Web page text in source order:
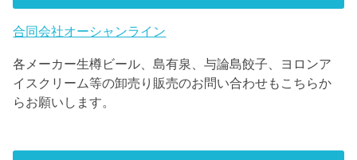
合同会社オーシャンライン
各メーカー生樽ビール、島有泉、与論島餃子、ヨロンア
イスクリーム等の卸売り販売のお問い合わせもこちらか
らお願いします。